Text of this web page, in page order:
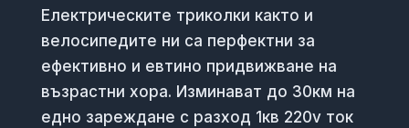
Електрическите триколки както и
велосипедите ни са перфектни за
ефективно и евтино придвижване на
възрастни хора. Изминават до 30км на
едно зареждане с разход 1кв 220v ток